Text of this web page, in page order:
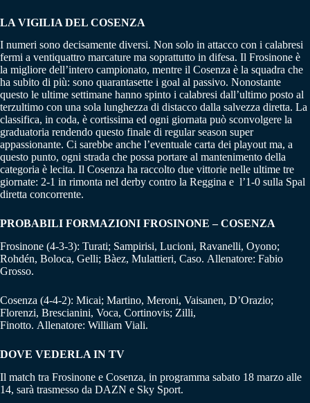
LA VIGILIA DEL COSENZA
I numeri sono decisamente diversi. Non solo in attacco con i calabresi
fermi a ventiquattro marcature ma soprattutto in difesa. Il Frosinone è
la migliore dell’intero campionato, mentre il Cosenza è la squadra che
ha subito di più: sono quarantasette i goal al passivo. Nonostante
questo le ultime settimane hanno spinto i calabresi dall’ultimo posto al
terzultimo con una sola lunghezza di distacco dalla salvezza diretta. La
classifica, in coda, è cortissima ed ogni giornata può sconvolgere la
graduatoria rendendo questo finale di regular season super
appassionante. Ci sarebbe anche l’eventuale carta dei playout ma, a
questo punto, ogni strada che possa portare al mantenimento della
categoria è lecita. Il Cosenza ha raccolto due vittorie nelle ultime tre
giornate: 2-1 in rimonta nel derby contro la Reggina e l’1-0 sulla Spal
diretta concorrente.
PROBABILI FORMAZIONI FROSINONE – COSENZA
Frosinone (4-3-3): Turati; Sampirisi, Lucioni, Ravanelli, Oyono;
Rohdén, Boloca, Gelli; Bàez, Mulattieri, Caso. Allenatore: Fabio
Grosso.
Cosenza (4-4-2): Micai; Martino, Meroni, Vaisanen, D’Orazio;
Florenzi, Brescianini, Voca, Cortinovis; Zilli,
Finotto. Allenatore: William Viali.
DOVE VEDERLA IN TV
Il match tra Frosinone e Cosenza, in programma sabato 18 marzo alle
14, sarà trasmesso da DAZN e Sky Sport.